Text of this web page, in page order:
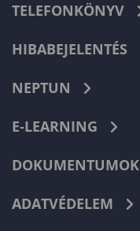
TELEFONKÖNYV
HIBABEJELENTÉS
NEPTUN
E-LEARNING
DOKUMENTUMOK
ADATVÉDELEM